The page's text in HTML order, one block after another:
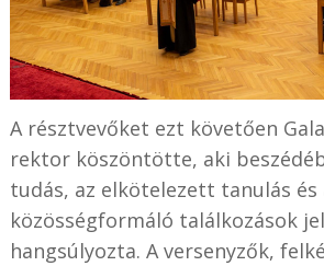
A résztvevőket ezt követően
rektor köszöntötte, aki
tudás, az elkötelezett tanulás és
közösségformáló találkozások
hangsúlyozta. A versenyzők,